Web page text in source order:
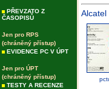
PŘEVZATO Z
ČASOPISŮ
Jen pro RPS
(chráněný přístup)
EVIDENCE PC V ÚPT
Jen pro ÚPT
(chráněný přístup)
TESTY A RECENZE
Alcatel